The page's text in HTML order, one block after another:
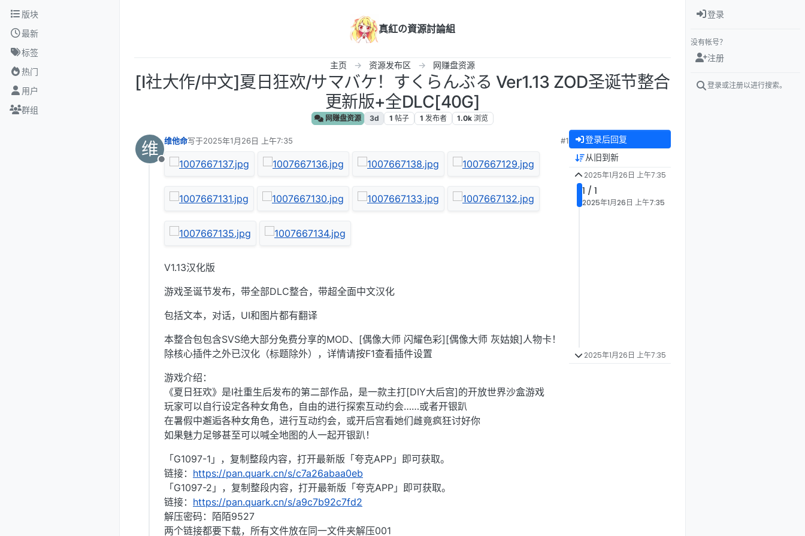
跳转至内容
版块
最新
标签
热门
用户
群组
真紅の資源討論組
主页 资源发布区 网赚盘资源
[I社大作/中文]夏日狂欢/サマバケ！すくらんぶる Ver1.13 ZOD圣诞节整合
更新版+全DLC[40G]
网赚盘资源 3d 1 帖子 1 发布者 1.0k 浏览
维
离线
维他命写于2025年1月26日 上午7:35
最后由 编辑
#1
V1.13汉化版
游戏圣诞节发布，带全部DLC整合，带超全面中文汉化
包括文本，对话，UI和图片都有翻译
本整合包包含SVS绝大部分免费分享的MOD、[偶像大师 闪耀色彩][偶像大师 灰姑娘]人物卡！
除核心插件之外已汉化（标题除外），详情请按F1查看插件设置
游戏介绍：
《夏日狂欢》是I社重生后发布的第二部作品，是一款主打[DIY大后宫]的开放世界沙盒游戏
玩家可以自行设定各种女角色，自由的进行探索互动约会……或者开银趴
在暑假中邂逅各种女角色，进行互动约会，或开后宫看她们雌竟疯狂讨好你
如果魅力足够甚至可以喊全地图的人一起开银趴！
「G1097-1」，复制整段内容，打开最新版「夸克APP」即可获取。
链接： https://pan.quark.cn/s/c7a26abaa0eb
「G1097-2」，复制整段内容，打开最新版「夸克APP」即可获取。
链接： https://pan.quark.cn/s/a9c7b92c7fd2
解压密码：陌陌9527
两个链接都要下载，所有文件放在同一文件夹解压001
登录后回复
从旧到新
2025年1月26日 上午7:35
1 / 1
2025年1月26日 上午7:35
2025年1月26日 上午7:35
登录
没有帐号？
注册
登录或注册以进行搜索。